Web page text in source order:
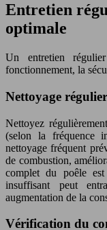
Entretien
optimale
Un entretien
fonctionnement, la
Nettoyage régulier
Nettoyez
(selon la fréquence
nettoyage fréquent
de combustion,
complet du poêle
insuffisant peut
augmentation de la
Vérification du